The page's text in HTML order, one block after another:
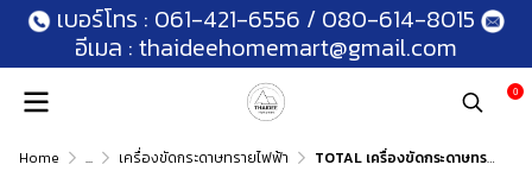
เบอร์โทร : 061-421-6556 / 080-614-8015
อีเมล : thaideehomemart@gmail.com
0
Home ... เครื่องขัดกระดาษทรายไฟฟ้า TOTAL เครื่องขัดกระดาษทรายกลม 5 นิ้ว มีถุงเก็บฝุ่น TF2131256 (320W) รับประกันศูนย์ 1 ปี